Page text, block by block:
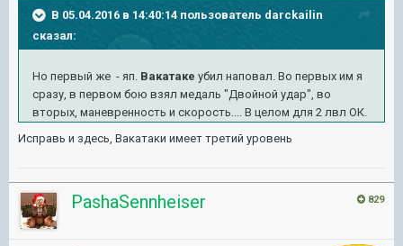
В 05.04.2016 в 14:40:14 пользователь darckailin
сказал:
Но первый же - яп. Вакатаке убил наповал. Во первых им я
сразу, в первом бою взял медаль "Двойной удар", во
вторых, маневренность и скорость.... В целом для 2 лвл ОК.
Исправь и здесь, Вакатаки имеет третий уровень
829
PashaSennheiser